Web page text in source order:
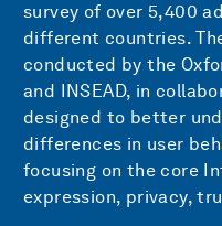
survey of over 5,400
different countries.
conducted by the
and INSEAD, in
designed to better
differences in user
focusing on the core
expression, privacy,